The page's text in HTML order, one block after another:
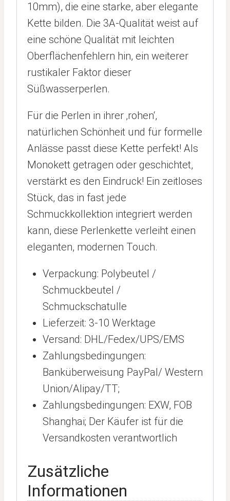
10mm), die eine starke, aber elegante
Kette bilden. Die 3A-Qualität weist auf
eine schöne Qualität mit leichten
Oberflächenfehlern hin, ein weiterer
rustikaler Faktor dieser
Süßwasserperlen.
Für die Perlen in ihrer ‚rohen‘,
natürlichen Schönheit und für formelle
Anlässe passt diese Kette perfekt! Als
Monokett getragen oder geschichtet,
verstärkt es den Eindruck! Ein zeitloses
Stück, das in fast jede
Schmuckkollektion integriert werden
kann, diese Perlenkette verleiht einen
eleganten, modernen Touch.
Verpackung: Polybeutel /
Schmuckbeutel /
Schmuckschatulle
Lieferzeit: 3-10 Werktage
Versand: DHL/Fedex/UPS/EMS
Zahlungsbedingungen:
Banküberweisung PayPal/ Western
Union/Alipay/TT;
Zahlungsbedingungen: EXW, FOB
Shanghai; Der Käufer ist für die
Versandkosten verantwortlich
Zusätzliche
Informationen